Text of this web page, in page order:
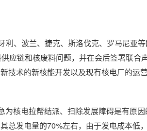
、波兰、捷克、斯洛伐克、罗马尼亚
应链和核废料问题，并在会后签署联合
技术的新核能开发以及现有核电厂的运
为核电拉帮结派、扫除发展障碍是有原
总发电量的70%左右，由于发电成本低